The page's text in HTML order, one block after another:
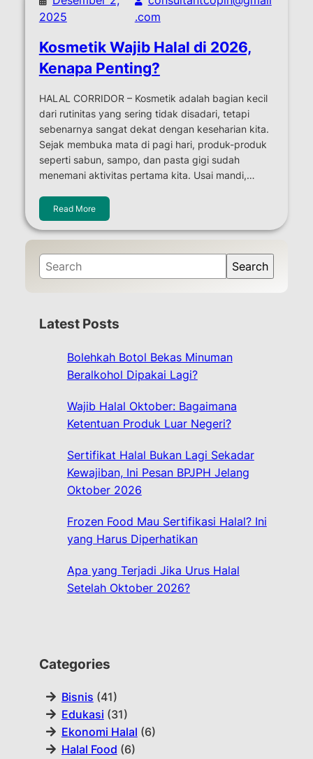
2025
.com
Kosmetik Wajib Halal di 2026,
Kenapa Penting?
HALAL CORRIDOR – Kosmetik adalah bagian kecil
dari rutinitas yang sering tidak disadari, tetapi
sebenarnya sangat dekat dengan keseharian kita.
Sejak membuka mata di pagi hari, produk-produk
seperti sabun, sampo, dan pasta gigi sudah
menemani aktivitas pertama kita. Usai mandi,…
Read More
S
e
c
Search
Latest Posts
Bolehkah Botol Bekas Minuman
Beralkohol Dipakai Lagi?
Wajib Halal Oktober: Bagaimana
Ketentuan Produk Luar Negeri?
Sertifikat Halal Bukan Lagi Sekadar
Kewajiban, Ini Pesan BPJPH Jelang
Oktober 2026
Frozen Food Mau Sertifikasi Halal? Ini
yang Harus Diperhatikan
Apa yang Terjadi Jika Urus Halal
Setelah Oktober 2026?
Categories
Bisnis (41)
Edukasi (31)
Ekonomi Halal (6)
Halal Food (6)